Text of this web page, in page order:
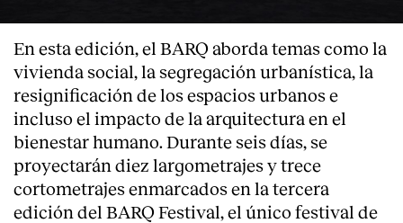
En esta edición, el BARQ aborda temas como la
vivienda social, la segregación urbanística, la
resignificación de los espacios urbanos e
incluso el impacto de la arquitectura en el
bienestar humano. Durante seis días, se
proyectarán diez largometrajes y trece
cortometrajes enmarcados en la tercera
edición del BARQ Festival, el único festival de